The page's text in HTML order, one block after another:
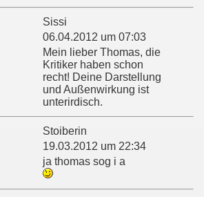
Sissi
06.04.2012 um 07:03
Mein lieber Thomas, die
Kritiker haben schon
recht! Deine Darstellung
und Außenwirkung ist
unterirdisch.
Stoiberin
19.03.2012 um 22:34
ja thomas sog i a